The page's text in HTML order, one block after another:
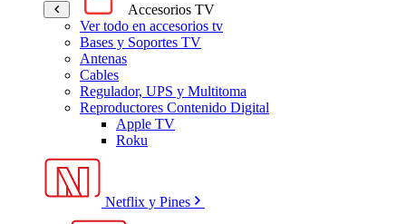
Accesorios TV
Ver todo en accesorios tv
Bases y Soportes TV
Antenas
Cables
Regulador, UPS y Multitoma
Reproductores Contenido Digital
Apple TV
Roku
Netflix y Pines